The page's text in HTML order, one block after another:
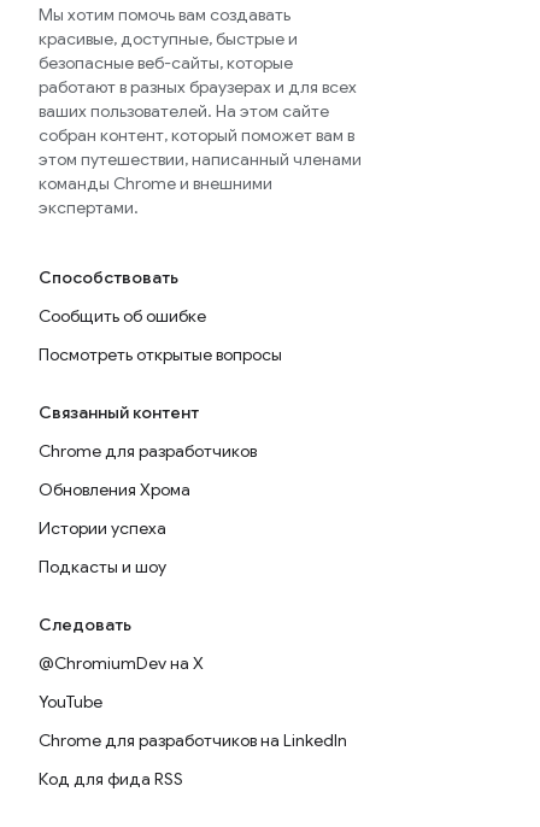
Мы хотим помочь вам создавать
красивые, доступные, быстрые и
безопасные веб-сайты, которые
работают в разных браузерах и для всех
ваших пользователей. На этом сайте
собран контент, который поможет вам в
этом путешествии, написанный членами
команды Chrome и внешними
экспертами.
Способствовать
Сообщить об ошибке
Посмотреть открытые вопросы
Связанный контент
Chrome для разработчиков
Обновления Хрома
Истории успеха
Подкасты и шоу
Следовать
@ChromiumDev на X
YouTube
Chrome для разработчиков на LinkedIn
Код для фида RSS